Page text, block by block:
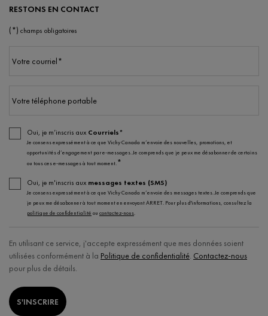
RESTONS EN CONTACT
(*) champs obligatoires
Votre courriel*
Votre téléphone portable
Oui, je m’inscris aux Courriels*
Je consens expressément à ce que Vichy Canada m’envoie des nouvelles, promotions, et
opportunités d’engagement par e-messages. Je comprends que je peux me désabonner de certains
ou tous ces e-messages à tout moment.*
Oui, je m'inscris aux messages textes (SMS)
Je consens expressément à ce que Vichy Canada m’envoie des messages textes. Je comprends que
je peux me désabonner à tout moment en envoyant ARRET. Pour plus d'informations, consultez la
politique de confidentialité ou contactez-nous.
En utilisant ce service, j'accepte expressément que mes données soient
utilisées conformément à la Politique de confidentialité. Contactez-nous
pour plus de détails.
S'INSCRIRE